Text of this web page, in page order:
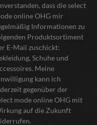
dass die select
online OHG mir
Informationen zu
Produktsortiment
E-Mail zuschickt:
Schuhe und
Meine
kann ich
gegenüber der
mode online OHG mit
auf die Zukunft